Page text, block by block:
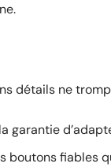
détails ne
garantie
boutons fiables